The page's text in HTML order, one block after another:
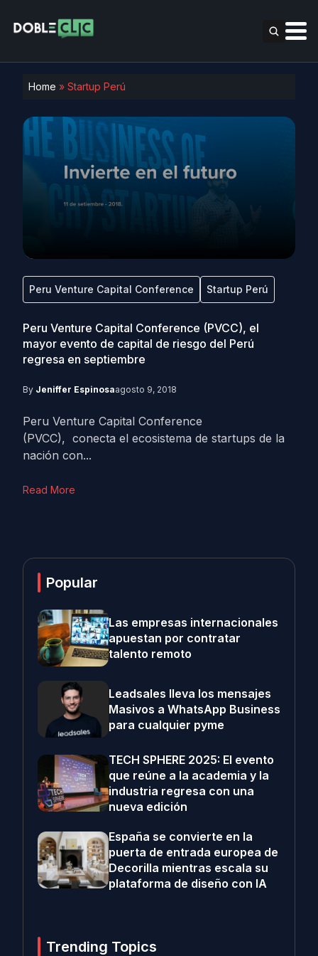
Home » Startup Perú
Peru Venture Capital Conference Startup Perú
Peru Venture Capital Conference (PVCC), el
mayor evento de capital de riesgo del Perú
regresa en septiembre
By Jeniffer Espinosaagosto 9, 2018
Peru Venture Capital Conference
(PVCC), conecta el ecosistema de startups de la
nación con...
Read More
Popular
Las empresas internacionales
apuestan por contratar
talento remoto
Leadsales lleva los mensajes
Masivos a WhatsApp Business
para cualquier pyme
TECH SPHERE 2025: El evento
que reúne a la academia y la
industria regresa con una
nueva edición
España se convierte en la
puerta de entrada europea de
Decorilla mientras escala su
plataforma de diseño con IA
Trending Topics